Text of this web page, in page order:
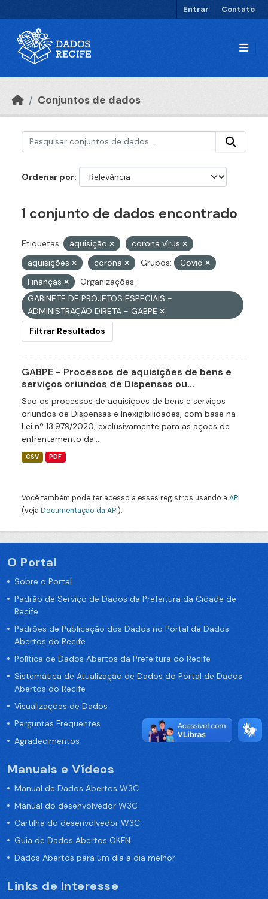
Entrar Contato
Conjuntos de dados
Ordenar por
1 conjunto de dados encontrado
Etiquetas: aquisição
corona vírus
aquisições
corona Grupos:
Covid
Finanças
Organizações:
GABINETE DE PROJETOS ESPECIAIS -
ADMINISTRAÇÃO DIRETA - GABPE
Filtrar Resultados
GABPE - Processos de aquisições de bens e
serviços oriundos de Dispensas ou...
São os processos de aquisições de bens e serviços
oriundos de Dispensas e Inexigibilidades, com base na
Lei nº 13.979/2020, exclusivamente para as ações de
enfrentamento da...
CSV PDF
Você também pode ter acesso a esses registros usando a API
(veja Documentação da API).
O Portal
Sobre o Portal
Padrão de Serviço de Dados da Prefeitura da Cidade de
Recife
Padrões de Publicação dos Dados no Portal de Dados
Abertos do Recife
Política de Dados Abertos da Prefeitura do Recife
Sistemática de Atualização de Dados do Portal de Dados
Abertos do Recife
Visualizações de Dados
Perguntas Frequentes
Agradecimentos
Manuais e Vídeos
Manual de Dados Abertos W3C
Manual do desenvolvedor W3C
Cartilha do desenvolvedor W3C
Guia de Dados Abertos OKFN
Dados Abertos para um dia a dia melhor
Links de Interesse